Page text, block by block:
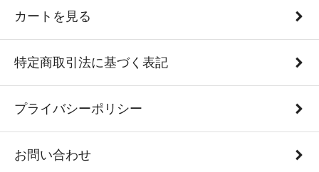
カートを見る
特定商取引法に基づく表記
プライバシーポリシー
お問い合わせ